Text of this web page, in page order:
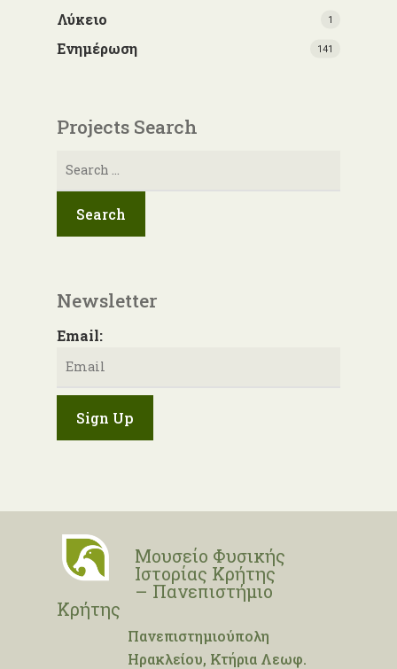
Λύκειο 1
Ενημέρωση 141
Projects Search
Αναζήτηση
Newsletter
Email:
Μουσείο Φυσικής
Ιστορίας Κρήτης
– Πανεπιστήμιο
Κρήτης
Πανεπιστημιούπολη
Ηρακλείου, Κτήρια Λεωφ.